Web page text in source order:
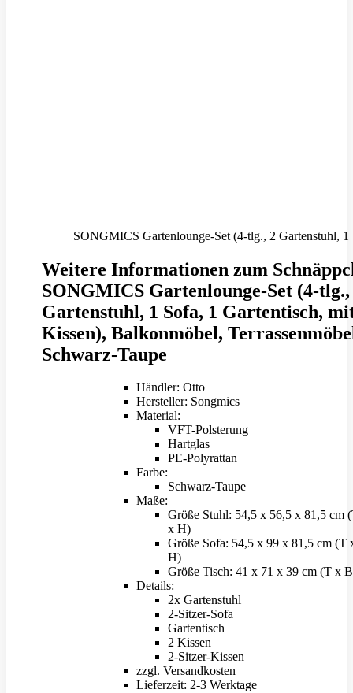
SONGMICS Gartenlounge-Set (4-tlg., 2 Gartenstuhl,
Weitere Informationen zum
SONGMICS Gartenlounge-Set (4-tlg.,
Gartenstuhl, 1 Sofa, 1 Gartentisch,
Kissen), Balkonmöbel,
Schwarz-Taupe
Händler: Otto
Hersteller: Songmics
Material:
VFT-Polsterung
Hartglas
PE-Polyrattan
Farbe:
Schwarz-Taupe
Maße:
Größe Stuhl: 54,5 x 56,5 x 81,5 cm
x H)
Größe Sofa: 54,5 x 99 x 81,5 cm (T
H)
Größe Tisch: 41 x 71 x 39 cm (T x
Details:
2x Gartenstuhl
2-Sitzer-Sofa
Gartentisch
2 Kissen
2-Sitzer-Kissen
zzgl. Versandkosten
Lieferzeit: 2-3 Werktage